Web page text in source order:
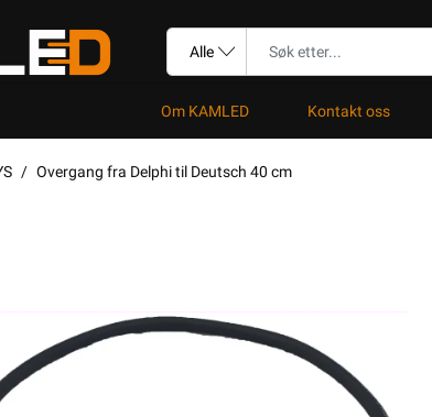
Om KAMLED Kontakt oss
Overgang fra Delphi til Deutsch 40 cm